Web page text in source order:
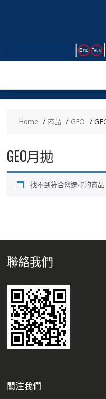
Home 商品 GEO
GEO月拋
找不到符合您選擇的商品
聯絡我們
關注我們